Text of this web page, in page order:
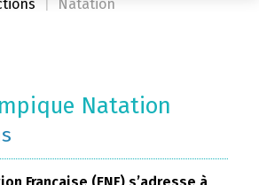
Natation
Natation
Française (ENF) s’adresse à